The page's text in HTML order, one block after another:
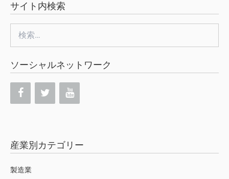
サイト内検索
索:
ソーシャルネットワーク
産業別カテゴリー
製造業